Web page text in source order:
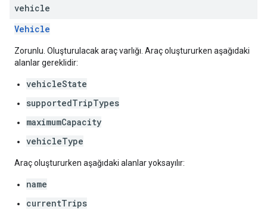
vehicle
Vehicle
Zorunlu. Oluşturulacak araç varlığı. Araç oluştururken aşağıdaki
alanlar gereklidir:
vehicleState
supportedTripTypes
maximumCapacity
vehicleType
Araç oluştururken aşağıdaki alanlar yoksayılır:
name
currentTrips